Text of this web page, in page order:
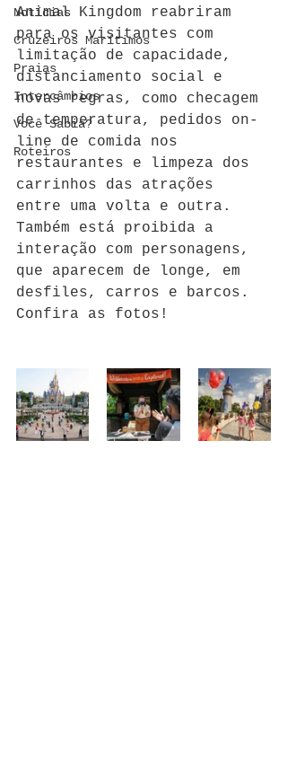
Notícias
Cruzeiros Marítimos
Praias
Intercâmbios
Você Sabia?
Roteiros
Animal Kingdom reabriram
para os visitantes com
limitação de capacidade,
distanciamento social e
novas regras, como checagem
de temperatura, pedidos on-
line de comida nos
restaurantes e limpeza dos
carrinhos das atrações
entre uma volta e outra.
Também está proibida a
interação com personagens,
que aparecem de longe, em
desfiles, carros e barcos.
Confira as fotos!